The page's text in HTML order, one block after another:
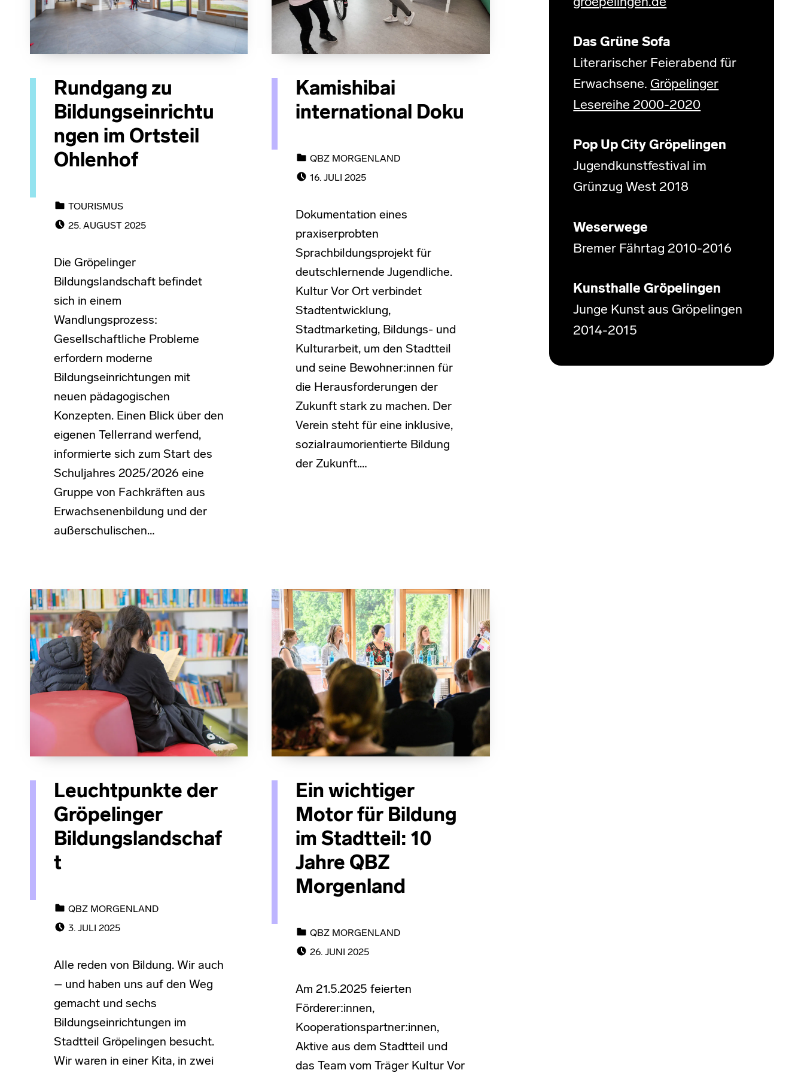
Rundgang zu
Bildungseinrichtu
ngen im Ortsteil
Ohlenhof
TOURISMUS
25. AUGUST 2025
Die Gröpelinger
Bildungslandschaft befindet
sich in einem
Wandlungsprozess:
Gesellschaftliche Probleme
erfordern moderne
Bildungseinrichtungen mit
neuen pädagogischen
Konzepten. Einen Blick über den
eigenen Tellerrand werfend,
informierte sich zum Start des
Schuljahres 2025/2026 eine
Gruppe von Fachkräften aus
Erwachsenenbildung und der
außerschulischen…
Kamishibai
international Doku
QBZ MORGENLAND
16. JULI 2025
Dokumentation eines
praxiserprobten
Sprachbildungsprojekt für
deutschlernende Jugendliche.
Kultur Vor Ort verbindet
Stadtentwicklung,
Stadtmarketing, Bildungs- und
Kulturarbeit, um den Stadtteil
und seine Bewohner:innen für
die Herausforderungen der
Zukunft stark zu machen. Der
Verein steht für eine inklusive,
sozialraumorientierte Bildung
der Zukunft.…
Leuchtpunkte der
Gröpelinger
Bildungslandschaf
t
QBZ MORGENLAND
3. JULI 2025
Alle reden von Bildung. Wir auch
– und haben uns auf den Weg
gemacht und sechs
Bildungseinrichtungen im
Stadtteil Gröpelingen besucht.
Wir waren in einer Kita, in zwei
Ein wichtiger
Motor für Bildung
im Stadtteil: 10
Jahre QBZ
Morgenland
QBZ MORGENLAND
26. JUNI 2025
Am 21.5.2025 feierten
Förderer:innen,
Kooperationspartner:innen,
Aktive aus dem Stadtteil und
das Team vom Träger Kultur Vor
Das Grüne Sofa
Literarischer Feierabend für
Erwachsene. Gröpelinger
Lesereihe 2000-2020
Pop Up City Gröpelingen
Jugendkunstfestival im
Grünzug West 2018
Weserwege
Bremer Fährtag 2010-2016
Kunsthalle Gröpelingen
Junge Kunst aus Gröpelingen
2014-2015